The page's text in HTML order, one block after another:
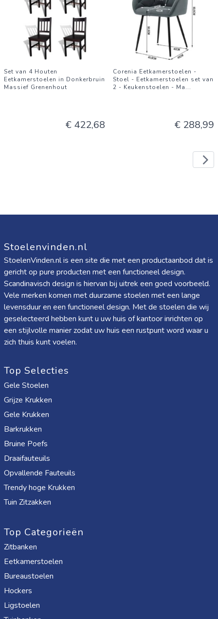
Set van 4 Houten
Eetkamerstoelen in Donkerbruin
Massief Grenenhout
€ 422,68
Corenia Eetkamerstoelen -
Stoel - Eetkamerstoelen set van
2 - Keukenstoelen - Ma...
€ 288,99
Stoelenvinden.nl
StoelenVinden.nl is een site die met een productaanbod dat is
gericht op pure producten met een functioneel design.
Scandinavisch design is hiervan bij uitrek een goed voorbeeld.
Vele merken komen met duurzame stoelen met een lange
levensduur en een functioneel design. Met de stoelen die wij
geselecteerd hebben kunt u uw huis of kantoor inrichten op
een stijlvolle manier zodat uw huis een rustpunt word waar u
zich thuis kunt voelen.
Top Selecties
Gele Stoelen
Grijze Krukken
Gele Krukken
Barkrukken
Bruine Poefs
Draaifauteuils
Opvallende Fauteuils
Trendy hoge Krukken
Tuin Zitzakken
Top Categorieën
Zitbanken
Eetkamerstoelen
Bureaustoelen
Hockers
Ligstoelen